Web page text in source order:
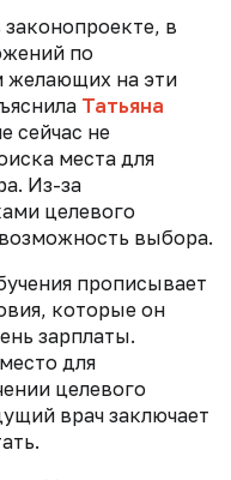
законопроекте, в
по
желающих на эти
Татьяна
сейчас не
места для
Из-за
целевого
выбора.
прописывает
которые он
зарплаты.
для
целевого
врач заключает